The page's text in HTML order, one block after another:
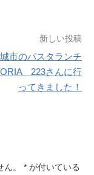
新しい投稿
市のパスタランチ
223さんに行
ってきました！
。 * が付いている